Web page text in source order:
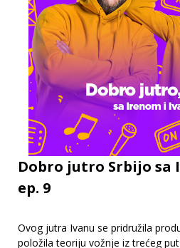
Dobro jutro Srbijo sa
ep. 9
Ovog jutra Ivanu se pridružila
položila teoriju vožnje iz trećeg